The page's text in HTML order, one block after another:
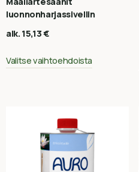
luonnonharjassivellin
alk. 15,13€
Valitse vaihtoehdoista